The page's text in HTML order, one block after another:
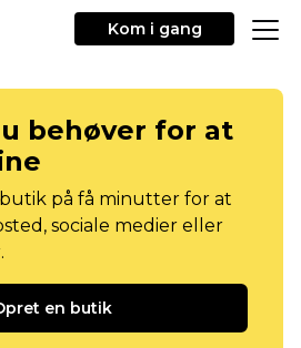
Kom i gang
behøver for at
på få minutter for at
sociale medier eller
en butik